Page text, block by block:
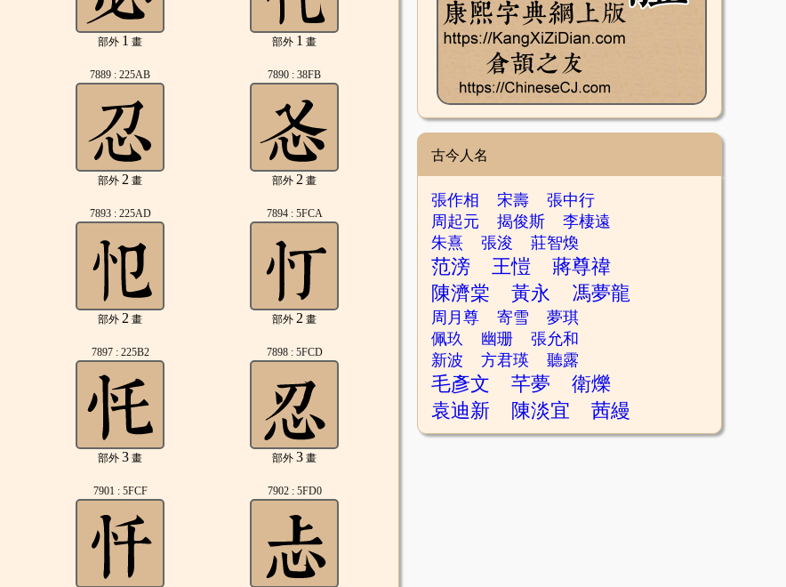
部外 1 畫 部外 1 畫
7889 : 225AB
部外2 畫
7890 : 38FB
部外2 畫
7893 : 225AD
部外2 畫
7894 : 5FCA
部外2 畫
7897 : 225B2
部外3 畫
7898 : 5FCD
部外3 畫
7901 : 5FCF 7902 : 5FD0
古今人名
張作相 宋壽
張中行
周起元
揭俊斯
李棲遠
朱熹
張浚 莊智煥
范滂 王愷
蔣尊禕
陳濟棠
黃永 馮夢龍
周月尊 寄雪
夢琪
佩玖
幽珊
張允和
新波
方君瑛 聽露
毛彥文 芊夢
衛爍
袁迪新
陳淡宜 茜縵